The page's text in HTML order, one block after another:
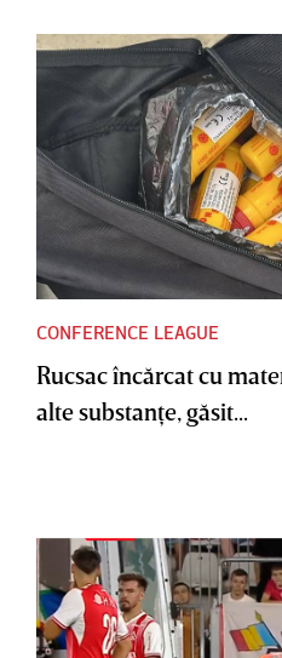
CONFERENCE LEAGUE
Rucsac încărcat cu
alte substanţe, găsit...